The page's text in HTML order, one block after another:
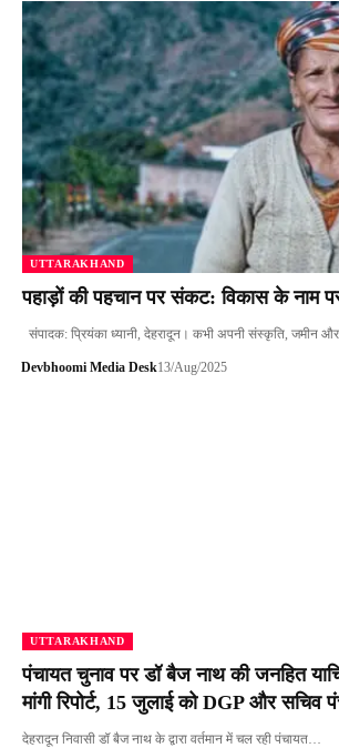
UTTARAKHAND
पहाड़ों की पहचान पर संकट: विकास के नाम
संपादक: प्रियंका ध्यानी, देहरादून। कभी अपनी संस्कृति, जमीन
Devbhoomi Media Desk13/Aug/2025
UTTARAKHAND
पंचायत चुनाव पर डॉ बैज नाथ की जनहित
मांगी रिपोर्ट, 15 जुलाई को DGP और सचिव
देहरादून निवासी डॉ बैज नाथ के द्वारा वर्तमान में चल रही पंचायत…